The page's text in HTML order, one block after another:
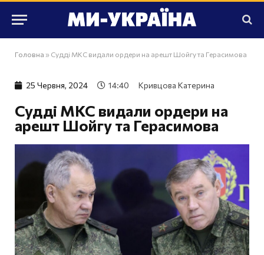
Головна » Судді МКС видали ордери на арешт Шойгу та Герасимова
25 Червня, 2024 14:40 Кривцова Катерина
Судді МКС видали ордери на
арешт Шойгу та Герасимова